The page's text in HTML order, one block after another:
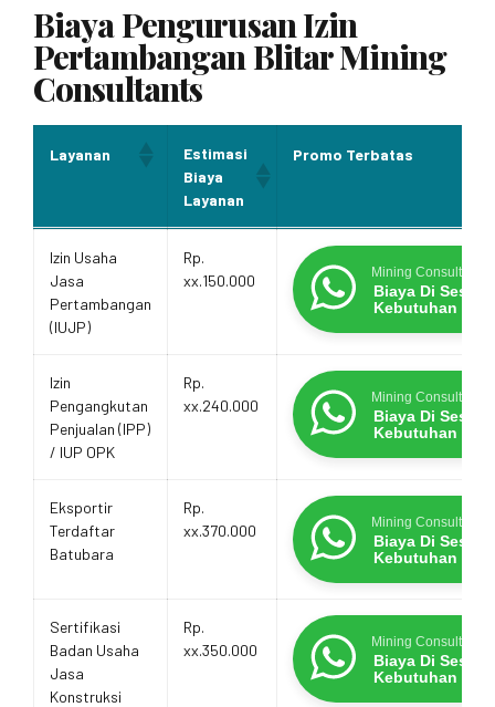
Biaya Pengurusan Izin
Pertambangan Blitar Mining
Consultants
Layanan
Estimasi
Biaya
Layanan
Promo Terbatas
Biaya
Layanan
Promo Terbatas
Izin Usaha
Jasa
Pertambangan
(IUJP)
Rp.
xx.150.000
Mining Consultants
Biaya Di
Kebutuhan
Izin
Pengangkutan
Penjualan (IPP)
/ IUP OPK
Rp.
xx.240.000
Mining Consultants
Biaya Di
Kebutuhan
Eksportir
Terdaftar
Batubara
Rp.
xx.370.000
Mining Consultants
Biaya Di
Kebutuhan
Sertifikasi
Badan Usaha
Jasa
Konstruksi
Rp.
xx.350.000
Mining Consultants
Biaya Di
Kebutuhan